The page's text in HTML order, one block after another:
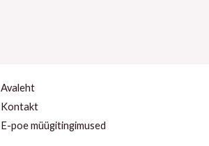
Avaleht
Kontakt
E-poe müügitingimused